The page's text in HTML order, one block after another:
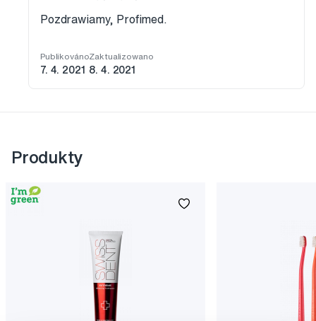
Pozdrawiamy, Profimed.
Publikováno
7. 4. 2021
Zaktualizowano
8. 4. 2021
Produkty